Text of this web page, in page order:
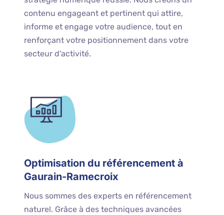
contenu engageant et pertinent qui attire,
informe et engage votre audience, tout en
renforçant votre positionnement dans votre
secteur d'activité.
Optimisation du référencement à
Gaurain-Ramecroix
Nous sommes des experts en référencement
naturel. Grâce à des techniques avancées